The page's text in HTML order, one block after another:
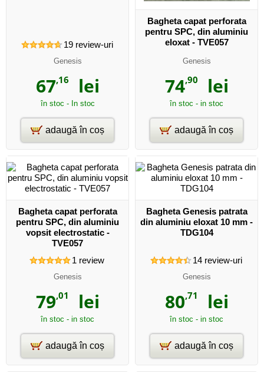
19review-uri
Genesis
67,16 lei
în stoc - In stoc
adaugă în coș
Bagheta capat perforata
pentru SPC, din aluminiu
eloxat - TVE057
Genesis
74,90 lei
în stoc - in stoc
adaugă în coș
Bagheta capat perforata
pentru SPC, din aluminiu
vopsit electrostatic -
TVE057
1 review
Genesis
79,01 lei
în stoc - in stoc
adaugă în coș
Bagheta Genesis patrata
din aluminiu eloxat 10 mm -
TDG104
14review-uri
Genesis
80,71 lei
în stoc - in stoc
adaugă în coș